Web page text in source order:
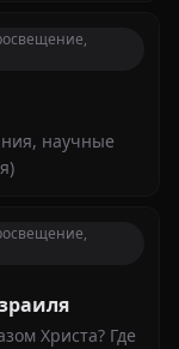
научные
Христа? Где